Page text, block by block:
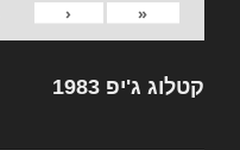
«
‹
קטלוג ג'יפ 1983